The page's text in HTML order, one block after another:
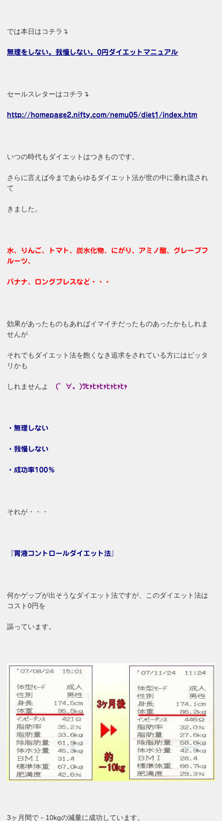
では本日はコチラ↴
無理をしない。我慢しない。0円ダイエットマニュアル
セールスレターはコチラ↴
http://homepage2.nifty.com/nemu05/diet1/index.htm
いつの時代もダイエットはつきものです。
さらに言えば今まであらゆるダイエット法が世の中に垂れ流され
て
きました。
水、りんご、トマト、炭水化物、にがり、アミノ酸、グレープフ
ルーツ、
バナナ、ロングブレスなど・・・
効果があったものもあればイマイチだったものあったかもしれま
せんが
それでもダイエット法を飽くなき追求をされている方にはピッタ
リかも
しれませんよ (゜∀。)ﾜﾋｬﾋｬﾋｬﾋｬﾋｬﾋｬ
・無理しない
・我慢しない
・成功率100％
それが・・・
『胃液コントロールダイエット法』
何かゲップが出そうなダイエット法ですが、このダイエット法は
コスト0円を
謳っています。
3ヶ月間で－10kgの減量に成功しています。